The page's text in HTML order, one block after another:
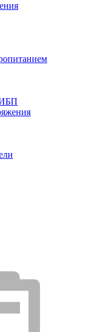
ИБП